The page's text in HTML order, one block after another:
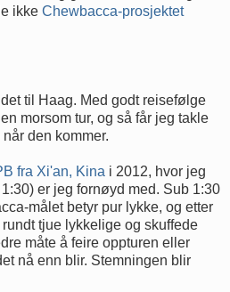
ikke Chewbacca-prosjektet
til Haag. Med godt reisefølge
morsom tur, og så får jeg takle
den kommer.
fra Xi'an, Kina i 2012, hvor jeg
er jeg fornøyd med. Sub 1:30
målet betyr pur lykke, og etter
tjue lykkelige og skuffede
måte å feire oppturen eller
nå enn blir. Stemningen blir